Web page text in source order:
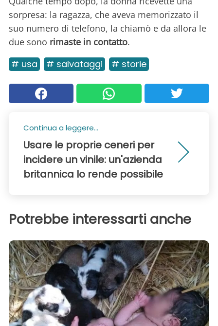
sorpresa: la ragazza, che aveva memorizzato il
suo numero di telefono, la chiamò e da allora le
due sono rimaste in contatto.
# usa # salvataggi # storie
Continua a leggere...
Usare le proprie ceneri per
incidere un vinile: un'azienda
britannica lo rende possibile
Potrebbe interessarti anche